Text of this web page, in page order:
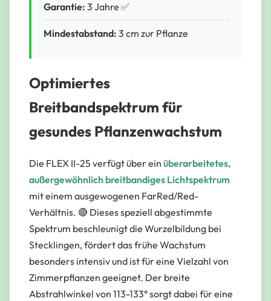
Garantie: 3 Jahre ✅
Mindestabstand: 3 cm zur Pflanze
Optimiertes
Breitbandspektrum für
gesundes Pflanzenwachstum
Die FLEX II-25 verfügt über ein überarbeitetes,
außergewöhnlich breitbandiges Lichtspektrum
mit einem ausgewogenen FarRed/Red-
Verhältnis. 🔴 Dieses speziell abgestimmte
Spektrum beschleunigt die Wurzelbildung bei
Stecklingen, fördert das frühe Wachstum
besonders intensiv und ist für eine Vielzahl von
Zimmerpflanzen geeignet. Der breite
Abstrahlwinkel von 113-133° sorgt dabei für eine